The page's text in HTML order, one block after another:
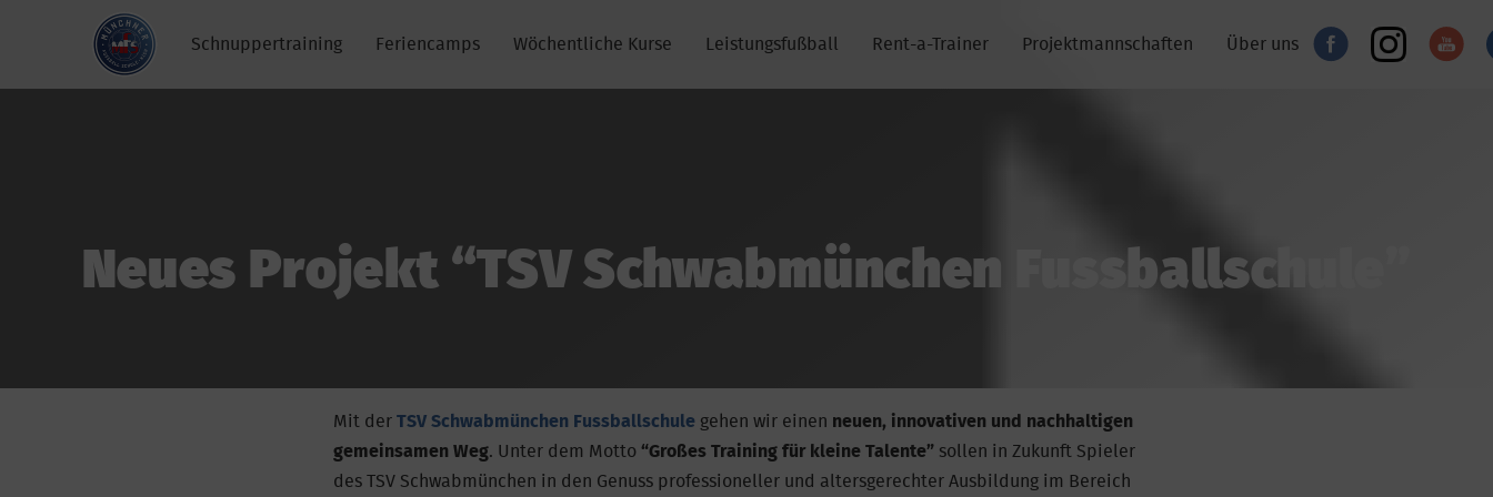
Schnuppertraining Feriencamps Wöchentliche Kurse Leistungsfußball Rent-a-Trainer Projektmannschaften Über uns
Neues Projekt “TSV Schwabmünchen Fussballschule”
Mit derTSV Schwabmünchen Fussballschule gehen wir einen neuen, innovativen und nachhaltigen
gemeinsamen Weg. Unter dem Motto“Großes Training für kleine Talente”sollen in Zukunft Spieler
des TSV Schwabmünchen in den Genuss professioneller und altersgerechter Ausbildung im Bereich